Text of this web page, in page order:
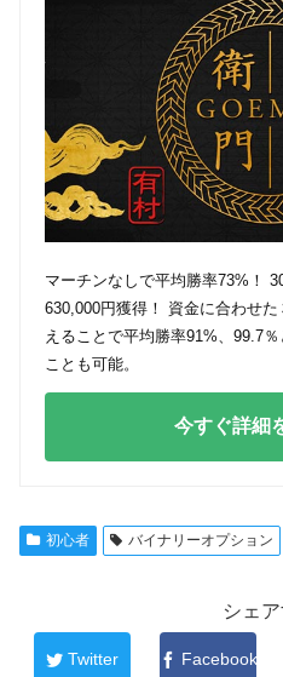
マーチンなしで平均勝率73%！
630,000円獲得！ 資金に合わせ
えることで平均勝率91%、99.7
ことも可能。
今すぐ詳細
初心者 バイナリーオプション
シェ
Twitter Facebook